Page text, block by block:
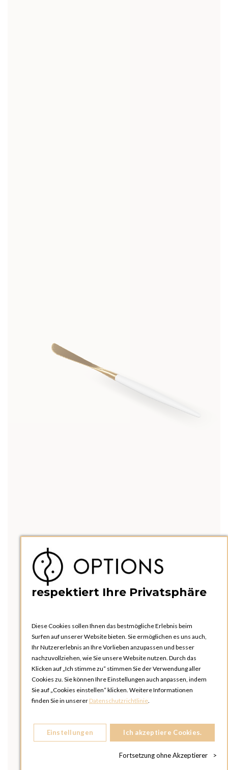
respektiert Ihre Privatsphäre
Diese Cookies sollen Ihnen das bestmögliche Erlebnis beim
Surfen auf unserer Website bieten. Sie ermöglichen es uns auch,
Ihr Nutzererlebnis an Ihre Vorlieben anzupassen und besser
nachzuvollziehen, wie Sie unsere Website nutzen. Durch das
Klicken auf „Ich stimme zu“ stimmen Sie der Verwendung aller
Cookies zu. Sie können Ihre Einstellungen auch anpassen, indem
Sie auf „Cookies einstellen“ klicken. Weitere Informationen
finden Sie in unserer Datenschutzrichtlinie.
Einstellungen Ich akzeptiere Cookies.
Fortsetzung ohne Akzeptierer >